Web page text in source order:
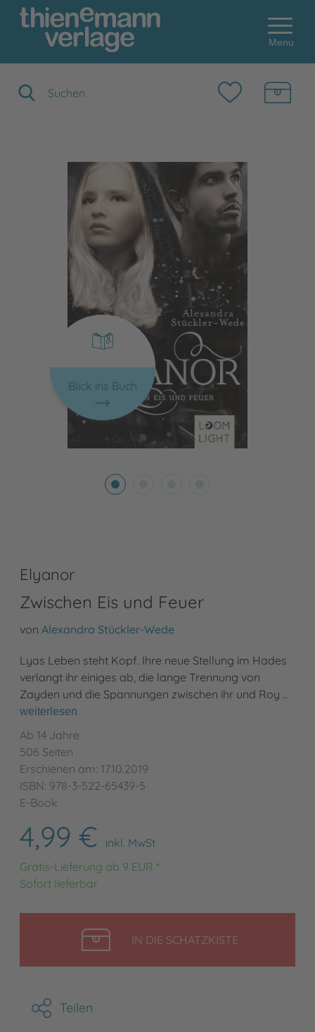
Menu
Blick ins Buch
Elyanor
Zwischen Eis und Feuer
von Alexandra Stückler-Wede
Lyas Leben steht Kopf. Ihre neue Stellung im Hades
verlangt ihr einiges ab, die lange Trennung von
Zayden und die Spannungen zwischen ihr und Roy …
weiterlesen
Ab 14 Jahre
506 Seiten
Erschienen am: 17.10.2019
ISBN: 978-3-522-65439-5
E-Book
4,99 €
inkl. MwSt
Gratis-Lieferung ab 9 EUR *
Sofort lieferbar
IN DIE SCHATZKISTELEGEN
Teilen